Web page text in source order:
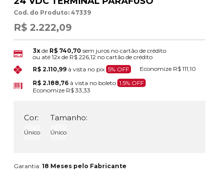
Cod. do Produto: 47339
R$ 2.222,09
3x de R$ 740,70 sem juros no cartão de crédito
ou até12x de R$ 226,12 no cartão de crédito
R$ 2.110,99 à vista no pix 5% OFF Economize R$ 111,10
R$ 2.188,76 à vista no boleto 1.5% OFF
Economize R$ 33,33
Cor:
Único
Tamanho:
Único
Garantia:18 Meses pelo Fabricante